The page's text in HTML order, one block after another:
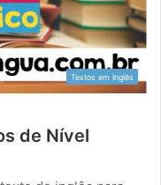
Textos em Inglês
de Nível